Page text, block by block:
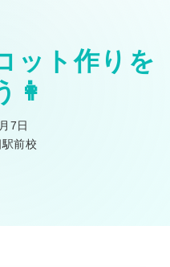
ット作りを
👩
7日
前校